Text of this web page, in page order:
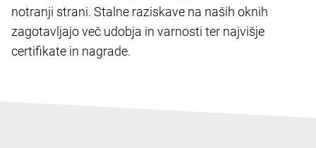
notranji strani. Stalne raziskave na naših oknih
zagotavljajo več udobja in varnosti ter najvišje
certifikate in nagrade.